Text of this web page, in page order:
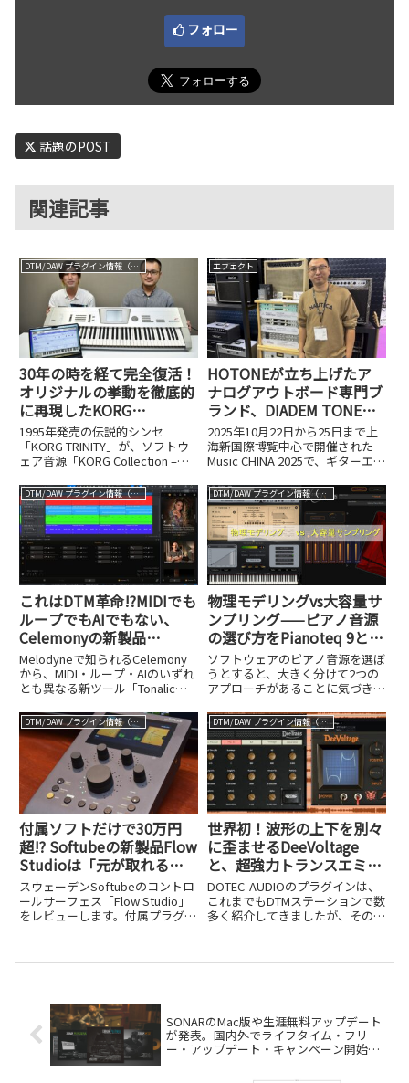
フォロー
話題のPOST
関連記事
DTM/DAW プラグイン情報（VST AU AAX）
30年の時を経て完全復活！
オリジナルの挙動を徹底的
に再現したKORG
Collection – TRINITYの開
発秘話
1995年発売の伝説的シンセ
「KORG TRINITY」が、ソフトウ
ェア音源「KORG Collection –
オリジナルの挙動を再現した開発
秘話を紹介します。
エフェクト
HOTONEが立ち上げたア
ナログアウトボード専門ブ
ランド、DIADEM TONE。
ビンテージ名機の復刻とオ
リジナル設計で挑む新たな
挑戦
2025年10月22日から25日まで上
海新国際博覧中心で開催された
Music CHINA 2025で、ギターエフ
HOTONEが、新たなブランド
「DIADEM TONE」を発表しまし
た。DIADEM TONEは同...
DTM/DAW プラグイン情報（VST AU AAX）
これはDTM革命!?MIDIでも
ループでもAIでもない、
Celemonyの新製品
『Tonalic』の破壊力
Melodyneで知られるCelemony
から、MIDI・ループ・AIのいずれ
とも異なる新ツール「Tonalic」
いえるその特徴を解説します。
DTM/DAW プラグイン情報（VST AU AAX）
物理モデリングvs大容量サ
ンプリング——ピアノ音源
の選び方をPianoteq 9と
Ivory 3 German Dで徹底検
証
ソフトウェアのピアノ音源を選ぼ
うとすると、大きく分けて2つの
アプローチがあることに気づきま
グ」、もうひとつは「大容量サン
プリング」です。どちらもリアル
なピアノサウンドを目指している
のは同じですが、その哲学も、使
い勝...
DTM/DAW プラグイン情報（VST AU AAX）
付属ソフトだけで30万円
超!? Softubeの新製品Flow
Studioは「元が取れる」
どころか実質無料級
スウェーデンSoftubeのコントロ
ールサーフェス「Flow Studio」
をレビューします。付属プラグイ
ました。
DTM/DAW プラグイン情報（VST AU AAX）
世界初！波形の上下を別々
に歪ませるDeeVoltage
と、超強力トランスエミュ
レータDeeTransが誕生。
DOTEC-AUDIO 10周年で全
品セールも開催中
DOTEC-AUDIOのプラグインは、
これまでもDTMステーションで数
多く紹介してきましたが、そのユ
た。そのDOTEC-AUDIOが今年、
SONARのMac版や生涯無料アップデート
が発表。国内外でライフタイム・フリ
ー・アップデート・キャンペーン開始、